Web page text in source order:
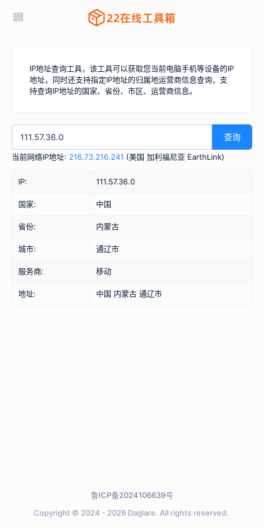
IP地址查询工具，该工具可以获取您当前电脑手机等设备的IP
地址，同时还支持指定IP地址的归属地运营商信息查询，支
持查询IP地址的国家、省份、市区、运营商信息。
查询
当前网络IP地址: 216.73.216.241 (美国 加利福尼亚 EarthLink)
IP: 111.57.36.0
国家: 中国
省份: 内蒙古
城市: 通辽市
服务商: 移动
地址: 中国 内蒙古 通辽市
Copyright © 2024 - 2026 Daglare. All rights reserved.
鲁ICP备2024106639号